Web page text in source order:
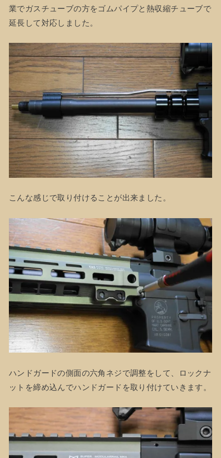
業でガスチューブの方をゴムパイプと熱収縮チューブで
延長して対応しました。
こんな感じで取り付けることが出来ました。
ハンドガードの側面の六角ネジで調整をして、ロックナ
ットを締め込んでハンドガードを取り付けていきます。